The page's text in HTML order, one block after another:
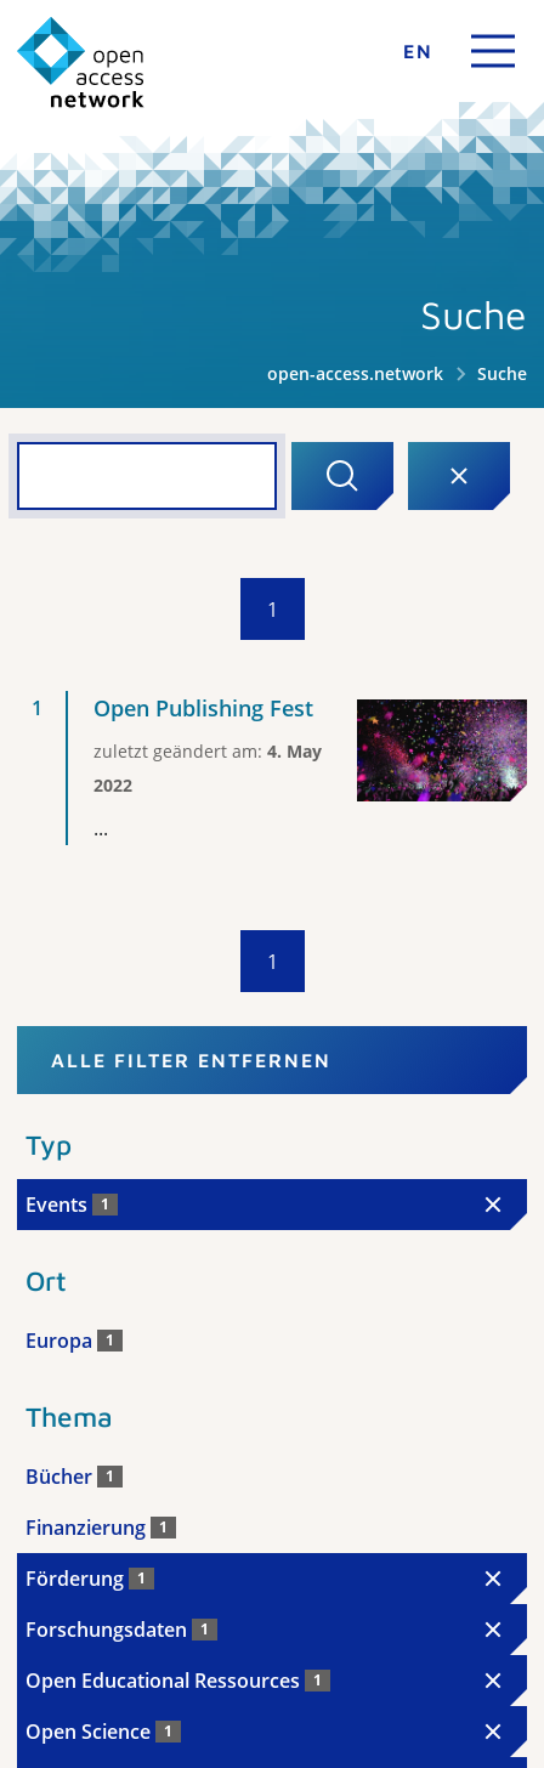
EN
Suche
open-access.network Suche
1
Open Publishing Fest
zuletzt geändert am: 4. May
2022
...
1
ALLE FILTER ENTFERNEN
Typ
Events 1
Ort
Europa 1
Thema
Bücher 1
Finanzierung 1
Förderung 1
Forschungsdaten 1
Open Educational Ressources 1
Open Science 1